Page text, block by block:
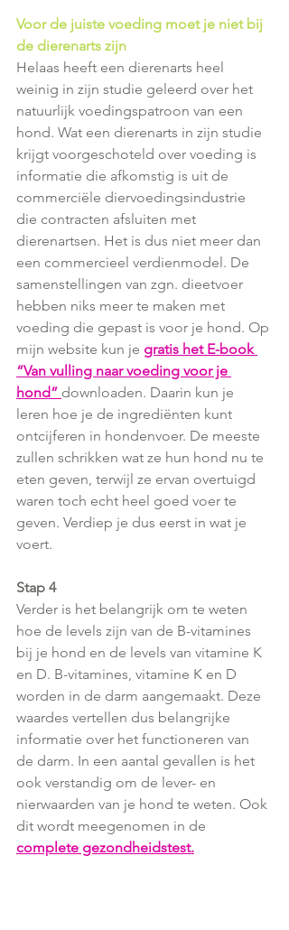
Voor de juiste voeding moet je niet bij
de dierenarts zijn
Helaas heeft een dierenarts heel
weinig in zijn studie geleerd over het
natuurlijk voedingspatroon van een
hond. Wat een dierenarts in zijn studie
krijgt voorgeschoteld over voeding is
informatie die afkomstig is uit de
commerciële diervoedingsindustrie
die contracten afsluiten met
dierenartsen. Het is dus niet meer dan
een commercieel verdienmodel. De
samenstellingen van zgn. dieetvoer
hebben niks meer te maken met
voeding die gepast is voor je hond. Op
mijn website kun je gratis het E-book
“Van vulling naar voeding voor je
hond” downloaden. Daarin kun je
leren hoe je de ingrediënten kunt
ontcijferen in hondenvoer. De meeste
zullen schrikken wat ze hun hond nu te
eten geven, terwijl ze ervan overtuigd
waren toch echt heel goed voer te
geven. Verdiep je dus eerst in wat je
voert.
Stap 4
Verder is het belangrijk om te weten
hoe de levels zijn van de B-vitamines
bij je hond en de levels van vitamine K
en D. B-vitamines, vitamine K en D
worden in de darm aangemaakt. Deze
waardes vertellen dus belangrijke
informatie over het functioneren van
de darm. In een aantal gevallen is het
ook verstandig om de lever- en
nierwaarden van je hond te weten. Ook
dit wordt meegenomen in de
complete gezondheidstest.